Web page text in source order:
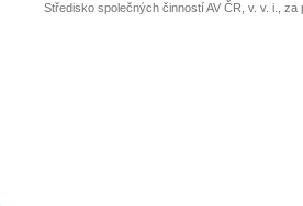
Středisko společných činností AV ČR, v. v. i., za